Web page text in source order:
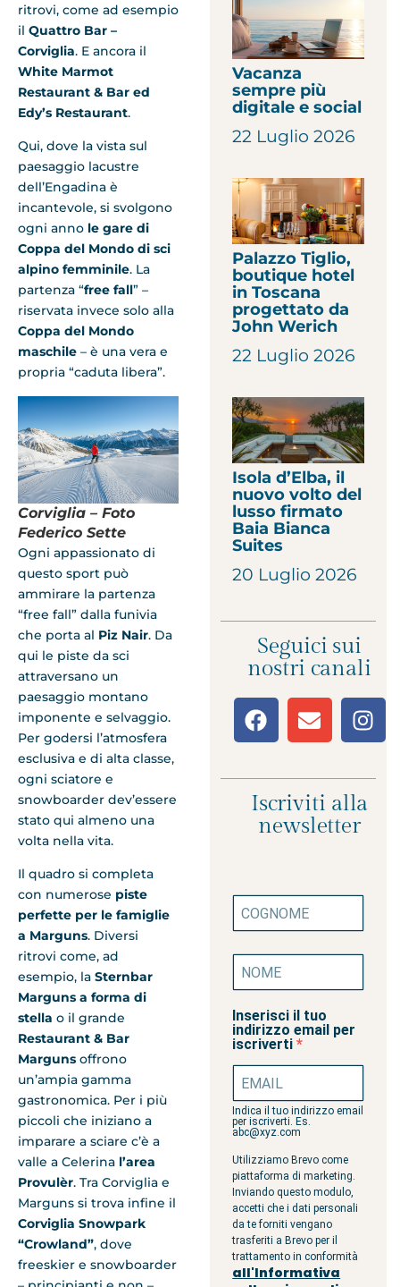
ritrovi, come ad esempio
il Quattro Bar –
Corviglia. E ancora il
White Marmot
Restaurant & Bar ed
Edy’s Restaurant.
Qui, dove la vista sul
paesaggio lacustre
dell’Engadina è
incantevole, si svolgono
ogni anno le gare di
Coppa del Mondo di sci
alpino femminile. La
partenza “free fall” –
riservata invece solo alla
Coppa del Mondo
maschile – è una vera e
propria “caduta libera”.
Corviglia – Foto
Federico Sette
Ogni appassionato di
questo sport può
ammirare la partenza
“free fall” dalla funivia
che porta al Piz Nair. Da
qui le piste da sci
attraversano un
paesaggio montano
imponente e selvaggio.
Per godersi l’atmosfera
esclusiva e di alta classe,
ogni sciatore e
snowboarder dev’essere
stato qui almeno una
volta nella vita.
Il quadro si completa
con numerose piste
perfette per le famiglie
a Marguns. Diversi
ritrovi come, ad
esempio, la Sternbar
Marguns a forma di
stella o il grande
Restaurant & Bar
Marguns offrono
un’ampia gamma
gastronomica. Per i più
piccoli che iniziano a
imparare a sciare c’è a
valle a Celerina l’area
Provulèr. Tra Corviglia e
Marguns si trova infine il
Corviglia Snowpark
“Crowland”, dove
freeskier e snowboarder
Vacanza
sempre più
digitale e social
22 Luglio 2026
Palazzo Tiglio,
boutique hotel
in Toscana
progettato da
John Werich
22 Luglio 2026
Isola d’Elba, il
nuovo volto del
lusso firmato
Baia Bianca
Suites
20 Luglio 2026
Seguici sui
nostri canali
Iscriviti alla
newsletter
Inserisci il tuo
indirizzo email per
iscriverti
Indica il tuo indirizzo email
per iscriverti. Es.
abc@xyz.com
Utilizziamo Brevo come
piattaforma di marketing.
Inviando questo modulo,
accetti che i dati personali
da te forniti vengano
trasferiti a Brevo per il
trattamento in conformità
all'Informativa